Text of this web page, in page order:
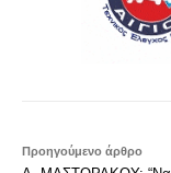
Προηγούμενο άρθρο